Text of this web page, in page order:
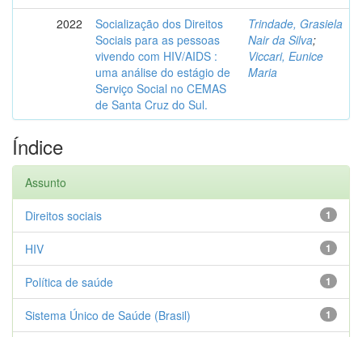
2022
Socialização dos Direitos
Sociais para as pessoas
vivendo com HIV/AIDS :
uma análise do estágio de
Serviço Social no CEMAS
de Santa Cruz do Sul.
Trindade, Grasiela
Nair da Silva;
Viccari, Eunice
Maria
Índice
Assunto
1
Direitos sociais
1
HIV
1
Política de saúde
1
Sistema Único de Saúde (Brasil)